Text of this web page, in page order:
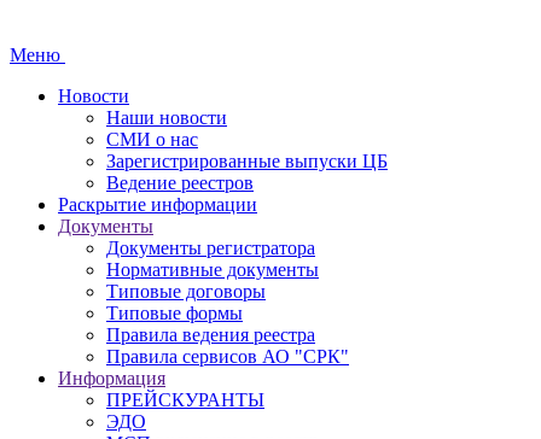
Меню
Новости
Наши новости
СМИ о нас
Зарегистрированные выпуски ЦБ
Ведение реестров
Раскрытие информации
Документы
Документы регистратора
Нормативные документы
Типовые договоры
Типовые формы
Правила ведения реестра
Правила сервисов АО "СРК"
Информация
ПРЕЙСКУРАНТЫ
ЭДО